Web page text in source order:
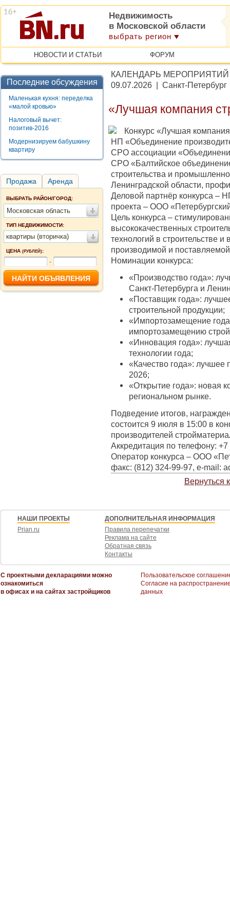
Недвижимость
в Московской области
выбрать регион
НОВОСТИ И СТАТЬИ ФОРУМ
Последние обсуждения
Маленькая кухня: переделка
«малой кровью»
Налоговый вычет:
позитив-2016
Модернизируем бабушкину
квартиру
Продажа Аренда
ВЫБРАТЬ РАЙОН/ГОРОД:
Московская область
ТИП НЕДВИЖИМОСТИ:
квартиры (вторичка)
ЦЕНА (РУБЛЕЙ):
-
КАЛЕНДАРЬ МЕРОПРИЯТИЙ
09.07.2026 | Санкт-
«Лучшая компания
Конкурс «Лучшая
НП «Объединение
СРО ассоциации
СРО «Балтийское
строительства и
Ленинградской области,
Деловой партнёр конкурса –
проекта – ООО
Цель конкурса –
высококачественных
технологий в строительстве
производимой и
Номинации конкурса:
«Производство года»:
Санкт-Петербурга и
«Поставщик года»:
строительной продукции;
«Импортозамещение
импортозамещению
«Инновация года»:
технологии года;
«Качество года»: лучшее
2026;
«Открытие года»: новая
региональном рынке.
Подведение итогов,
состоится 9 июля в 15:00 в
производителей
Аккредитация по телефону:
Оператор конкурса – ООО
факс: (812) 324-99-97, e-mail:
Вернуться
НАШИ ПРОЕКТЫ
Prian.ru
ДОПОЛНИТЕЛЬНАЯ ИНФОРМАЦИЯ
Правила перепечатки
Реклама на сайте
Обратная связь
Контакты
С проектными декларациями можно
ознакомиться
в офисах и на сайтах застройщиков
Пользовательское
Согласие на
данных